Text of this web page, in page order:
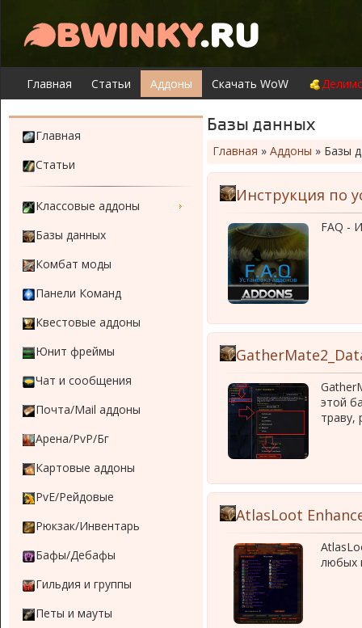
Главная Статьи Аддоны Скачать WoW
Главная
Статьи
Классовые аддоны
Базы данных
Комбат моды
Панели Команд
Квестовые аддоны
Юнит фреймы
Чат и сообщения
Почта/Mail аддоны
Арена/PvP/Бг
Картовые аддоны
PvE/Рейдовые
Рюкзак/Инвентарь
Бафы/Дебафы
Гильдия и группы
Петы и мауты
Базы данных
Главная » Аддоны » Базы
Инструкция по
FAQ -
этой
траву,
AtlasLoot
любых